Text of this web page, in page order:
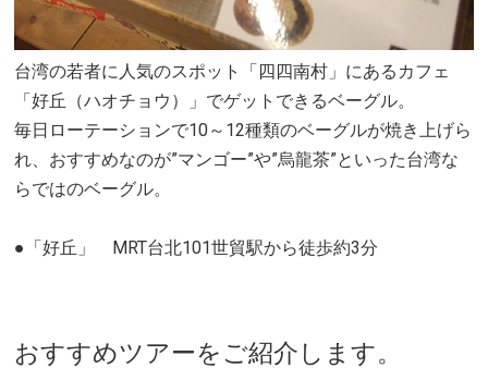
台湾の若者に人気のスポット「四四南村」にあるカフェ
「好丘（ハオチョウ）」でゲットできるベーグル。
毎日ローテーションで10～12種類のベーグルが焼き上げら
れ、おすすめなのが”マンゴー”や”烏龍茶”といった台湾な
らではのベーグル。
●「好丘」 MRT台北101世貿駅から徒歩約3分
おすすめツアーをご紹介します。